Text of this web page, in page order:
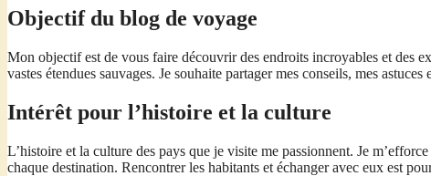
Objectif du blog de voyage
Mon objectif est de vous faire découvrir des endroits incroyables et des
vastes étendues sauvages. Je souhaite partager mes conseils, mes
Intérêt pour l’histoire et la culture
L’histoire et la culture des pays que je visite me passionnent. Je
chaque destination. Rencontrer les habitants et échanger avec eux est